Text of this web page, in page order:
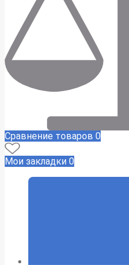
Сравнение товаров 0
Мои закладки 0